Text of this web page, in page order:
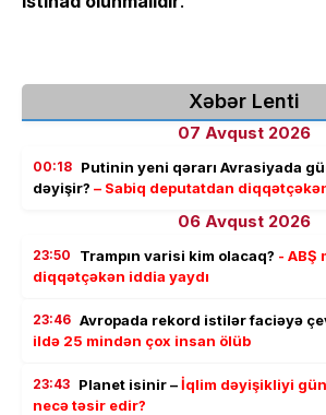
Xəbər Lenti
07 Avqust 2026
00:18 Putinin yeni qərarı Avrasiyada
dəyişir? – Sabiq deputatdan
06 Avqust 2026
23:50 Trampın varisi kim olacaq? - ABŞ
diqqətçəkən iddia yaydı
23:46 Avropada rekord istilər faciəyə
ildə 25 mindən çox insan ölüb
23:43 Planet isinir –İqlim dəyişikliyi
necə təsir edir?